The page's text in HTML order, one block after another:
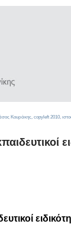
Κουράκης, copyleft 2010,